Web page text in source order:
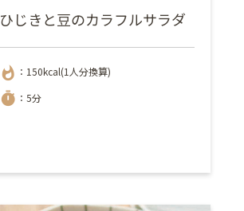
ひじきと豆のカラフルサラダ
whatshot ：150kcal(1人分換算)
timer ：5分